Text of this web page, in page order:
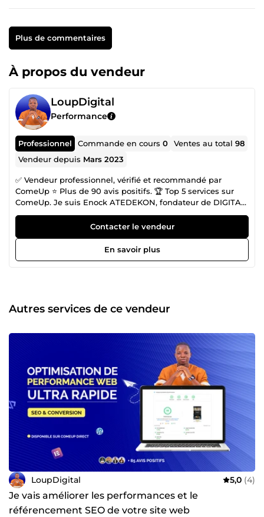
Plus de commentaires
À propos du vendeur
LoupDigital
Performance
Professionnel Commande en cours0 Ventes au total98
Vendeur depuis Mars 2023
✅ Vendeur professionnel, vérifié et recommandé par
ComeUp ⭐ Plus de 90 avis positifs. 🏆 Top 5 services sur
ComeUp. Je suis Enock ATEDEKON, fondateur de DIGITAL
SANS DOULEUR™ ; Développeur SEO++ &amp; Analyste
dans la Création et le Référencement de Sites Web. Un
bon site web est rapide par nature. Un mauvais site est
optimisé par panique Sur ComeUp, je déploie mes
vraiment avancer. ◉ Ma mission avec DIGITAL SANS
DOULEUR™ est claire : vous accompagner avec des
de bâtir un système digital puissant qui booste votre
visibilité sur le web et transforme enfin votre business en
machine. Pas de solutions standard, pas de blabla inutile :
juste ce qu’il faut, au bon moment, pour faire grandir ton
business sans migraine. ◉ Efficacité et actions sans
douleur sont mes maîtres-mots, car ma mission, c’est de
t’éviter de souffrir dans ton parcours digital. Je reste à
votre écoute pour répondre à vos questions ou discuter de
votre projet. 🏅 Le Loup Alpha → Hurle, Chasse &amp;
Domine avec la meute !
Contacter le vendeur
En savoir plus
Autres services de ce vendeur
LoupDigital 5,0 (4)
Je vais améliorer les performances et le
référencement SEO de votre site web